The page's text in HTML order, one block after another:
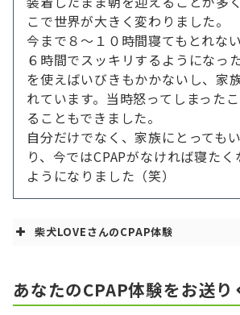
こで世界が大きく変わりました。
今まで８〜１０時間寝てもとれな
６時間でスッキリするようになっ
を使えばいびきもかかないし、家
れています。当時怒ってしまった
ることもできました。
自分だけでなく、家族にとっても
り、今ではCPAPがなければ寝たく
ようになりました（笑）
柴犬LOVEさんのCPAP体験
あなたのCPAP体験をお送り